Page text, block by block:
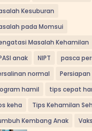
Kesuburan
pada Momsui
Masalah Kehamilan
anak
NIPT
pasca
normal
hamil
tips cepat
keha
Tips Kehamilan
Kembang Anak